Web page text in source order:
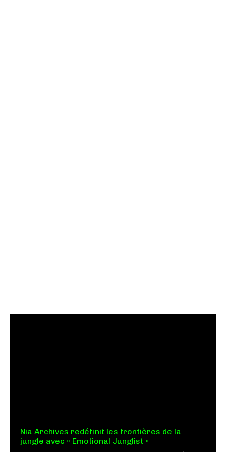
Nia Archives redéfinit les frontières de la
jungle avec « Emotional Junglist »